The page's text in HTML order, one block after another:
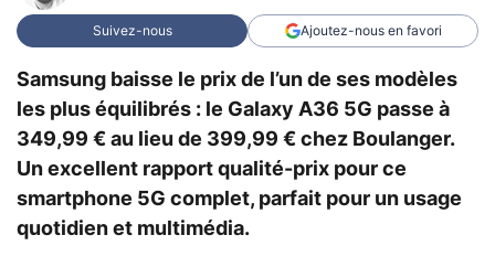
Suivez-nous Ajoutez-nous en favori
Samsung baisse le prix de l’un de ses modèles
les plus équilibrés : le Galaxy A36 5G passe à
349,99 € au lieu de 399,99 € chez Boulanger.
Un excellent rapport qualité-prix pour ce
smartphone 5G complet, parfait pour un usage
quotidien et multimédia.